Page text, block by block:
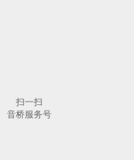
扫一扫
音桥服务号